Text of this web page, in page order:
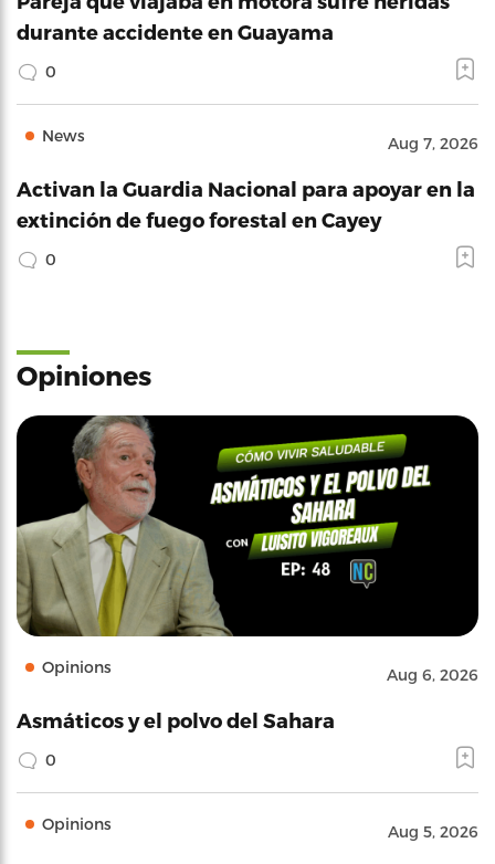
durante accidente en Guayama
0
News Aug 7, 2026
Activan la Guardia Nacional para apoyar en la
extinción de fuego forestal en Cayey
0
Opiniones
Opinions Aug 6, 2026
Asmáticos y el polvo del Sahara
0
Opinions Aug 5, 2026